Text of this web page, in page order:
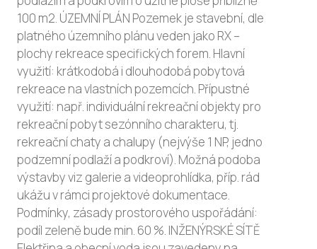
100 m2. ÚZEMNÍ PLÁN Pozemek je stavební, dle
platného územního plánu veden jako RX –
plochy rekreace specifických forem. Hlavní
využití: krátkodobá i dlouhodobá pobytová
rekreace na vlastních pozemcích. Přípustné
využití: např. individuální rekreační objekty pro
rekreační pobyt sezónního charakteru, tj.
rekreační chaty a chalupy (nejvýše 1 NP, jedno
podzemní podlaží a podkroví). Možná podoba
výstavby viz galerie a videoprohlídka, příp. rád
ukážu v rámci projektové dokumentace.
Podmínky, zásady prostorového uspořádání:
podíl zeleně bude min. 60 %. INŽENÝRSKÉ SÍTĚ